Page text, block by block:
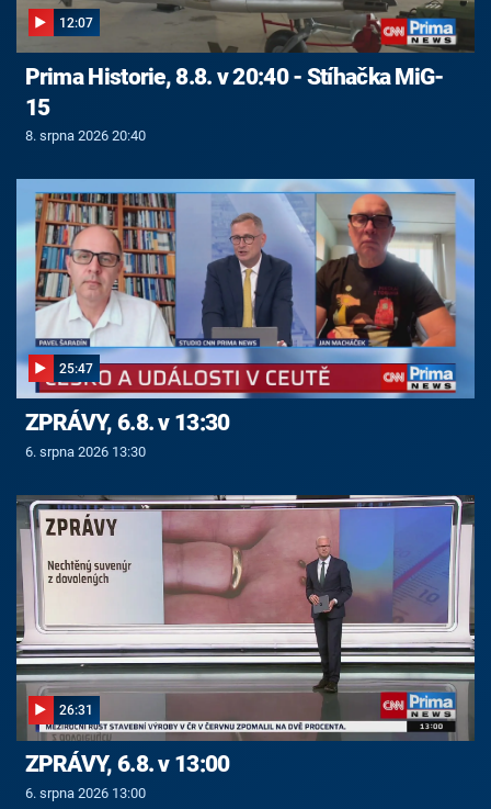
12:07
Prima Historie, 8.8. v 20:40 - Stíhačka MiG-
15
8. srpna 2026 20:40
25:47
ZPRÁVY, 6.8. v 13:30
6. srpna 2026 13:30
26:31
ZPRÁVY, 6.8. v 13:00
6. srpna 2026 13:00